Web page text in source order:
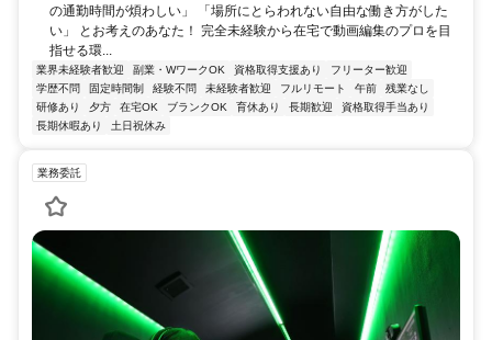
の通勤時間が煩わしい」 「場所にとらわれない自由な働き方がした
い」 とお考えのあなた！ 完全未経験から在宅で動画編集のプロを目
指せる環...
業界未経験者歓迎 副業・WワークOK 資格取得支援あり
フリーター歓迎
学歴不問
固定時間制 経験不問 未経験者歓迎 フルリモート 午前
残業なし
研修あり
夕方 在宅OK ブランクOK 育休あり 長期歓迎
資格取得手当あり
長期休暇あり
土日祝休み
業務委託